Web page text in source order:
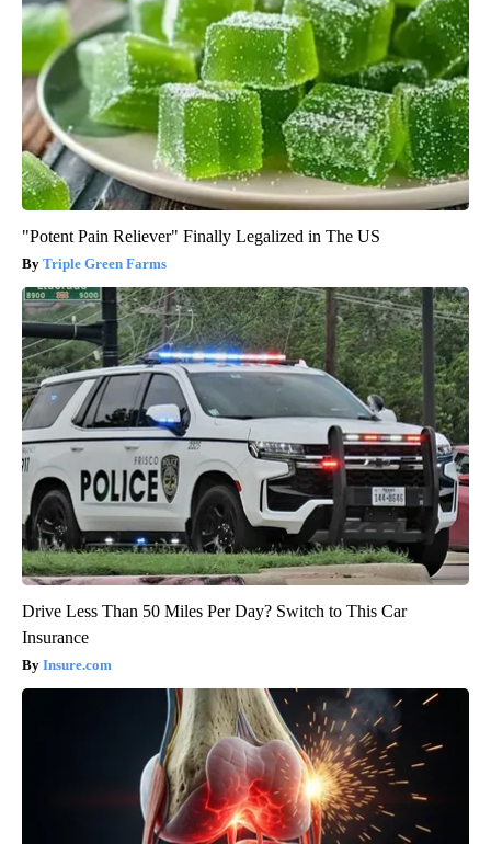
"Potent Pain Reliever" Finally Legalized in The US
Triple Green Farms
Drive Less Than 50 Miles Per Day? Switch to This Car
Insurance
Insure.com